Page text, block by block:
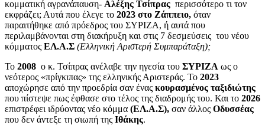
κομματική αγρανάπαυση- Αλέξης Τσίπρας περισσότερο τι τον
εκφράζει; Αυτά που έλεγε το 2023 στο Ζάππειο, όταν
παραιτήθηκε από πρόεδρος του ΣΥΡΙΖΑ, ή αυτά που
περιλαμβάνονται στη διακήρυξη και στις 7 δεσμεύσεις του νέου
κόμματος ΕΛ.Α.Σ (Eλληνική Αριστερή Συμπαράταξη);
Το 2008 ο κ. Τσίπρας ανέλαβε την ηγεσία του ΣΥΡΙΖΑ ως ο
νεότερος «πρίγκιπας» της ελληνικής Αριστεράς. Το 2023
αποχώρησε από την προεδρία σαν ένας κουρασμένος ταξιδιώτης
που πίστεψε πως έφθασε στο τέλος της διαδρομής του. Και το 2026
επιστρέφει ιδρύοντας νέο κόμμα (ΕΛ.Α.Σ), σαν άλλος Οδυσσέας
που δεν άντεξε τη σιωπή της Ιθάκης.